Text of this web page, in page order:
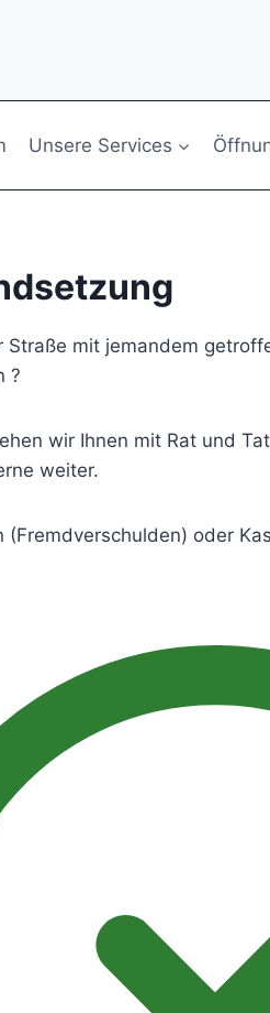
Unsere Services
Straße mit jemandem
?
wir Ihnen mit Rat und
weiter.
oder